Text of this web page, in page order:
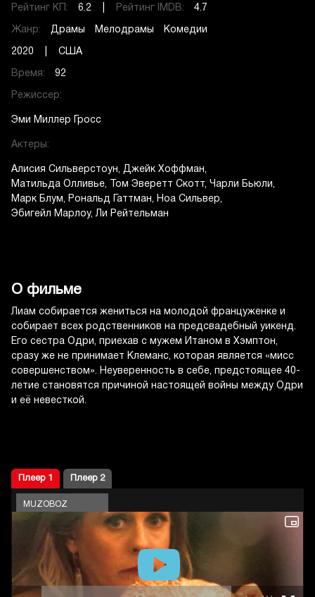
Рейтинг КП: 6.2 | Рейтинг IMDB: 4.7
Жанр: Драмы Мелодрамы Комедии
2020 | США
Время: 92
Режиссер:
Эми Миллер Гросс
Актеры:
Алисия Сильверстоун
Джейк Хоффман
Матильда Олливье
Том Эверетт Скотт Чарли Бьюли
Марк Блум
Рональд Гаттман
Ноа Сильвер
Эбигейл Марлоу Ли Рейтельман
О фильме
Лиам собирается жениться на молодой француженке и
собирает всех родственников на предсвадебный уикенд.
Его сестра Одри, приехав с мужем Итаном в Хэмптон,
сразу же не принимает Клеманс, которая является «мисс
совершенством». Неуверенность в себе, предстоящее 40-
летие становятся причиной настоящей войны между Одри
и её невесткой.
Плеер 1 Плеер 2
MUZOBOZ